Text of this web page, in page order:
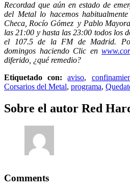
Recordad que aún en estado de
del Metal lo hacemos
Checa, Rocío Gómez y Pablo
las 21:00 y hasta las 23:00 todos los
el 107.5 de la FM de Madrid.
domingos haciendo Clic en
diferido, ¿qué remedio?
Etiquetado con:
aviso,
Corsarios del Metal, programa,
Sobre el autor Red
Comments